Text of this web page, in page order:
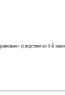
(cледствие из